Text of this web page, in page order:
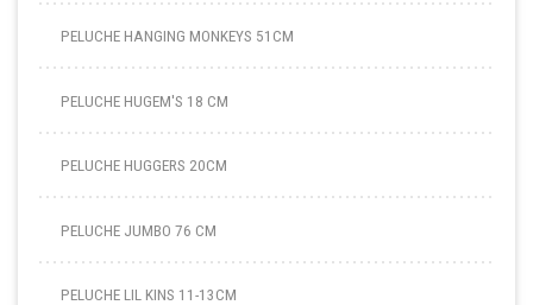
PELUCHE HANGING MONKEYS 51CM
PELUCHE HUGEM'S 18 CM
PELUCHE HUGGERS 20CM
PELUCHE JUMBO 76 CM
PELUCHE LIL KINS 11-13CM